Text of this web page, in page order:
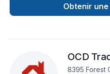
are small company and we're
are. Always looking forward
Obtenir
OCD
8395 Forest